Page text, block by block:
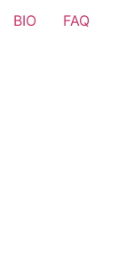
BIO FAQ